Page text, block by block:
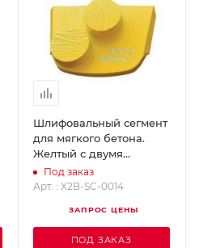
Шлифовальный сегмент
для мягкого бетона.
Желтый с двумя
кнопками - Grit 14
SUPERABRASIVE X2B-
Под заказ
Арт. : X2B-SC-0014
ЗАПРОС ЦЕНЫ
ПОД ЗАКАЗ